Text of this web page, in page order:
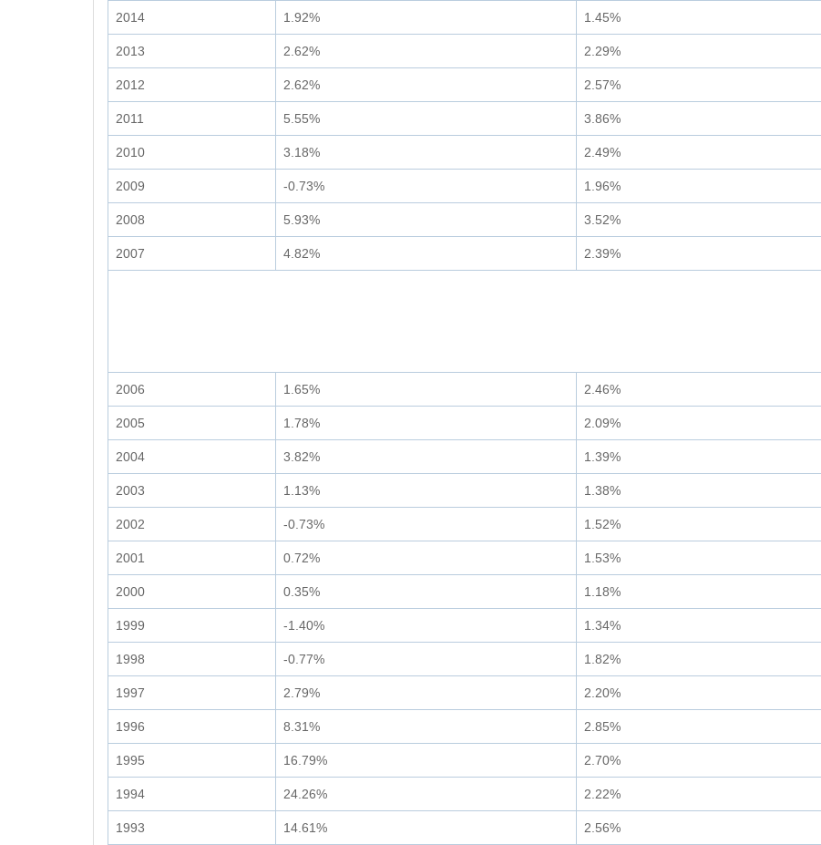
2014 1.92% 1.45%
2013 2.62% 2.29%
2012 2.62% 2.57%
2011 5.55% 3.86%
2010 3.18% 2.49%
2009 -0.73% 1.96%
2008 5.93% 3.52%
2007 4.82% 2.39%
2006 1.65% 2.46%
2005 1.78% 2.09%
2004 3.82% 1.39%
2003 1.13% 1.38%
2002 -0.73% 1.52%
2001 0.72% 1.53%
2000 0.35% 1.18%
1999 -1.40% 1.34%
1998 -0.77% 1.82%
1997 2.79% 2.20%
1996 8.31% 2.85%
1995 16.79% 2.70%
1994 24.26% 2.22%
1993 14.61% 2.56%